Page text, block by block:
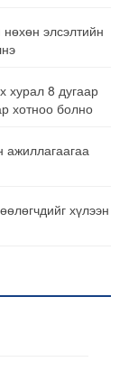
элсэлтийн
хурал 8 дугаар
хотноо болно
хүлээн